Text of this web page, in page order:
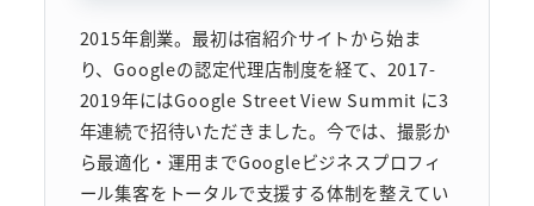
2015年創業。最初は宿紹介サイトから始ま
り、Googleの認定代理店制度を経て、2017-
2019年にはGoogle Street View Summit に3
年連続で招待いただきました。今では、撮影か
ら最適化・運用までGoogleビジネスプロフィ
ール集客をトータルで支援する体制を整えてい